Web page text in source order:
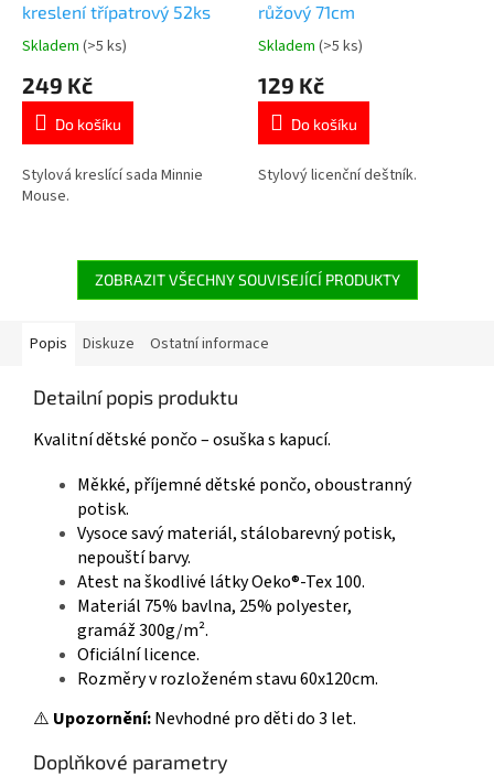
kreslení třípatrový 52ks
Průměrné
produktu
5,0
5
hvězdiček.
Skladem (>5 ks)
249 Kč
Do košíku
Stylová kreslící sada Minnie
Mouse.
růžový 71cm
Průměrné
produktu
5,0
5
Skladem (>5 ks)
129 Kč
Do košíku
Stylový licenční deštník.
ZOBRAZIT VŠECHNY SOUVISEJÍCÍ PRODUKTY
Popis Diskuze Ostatní informace
Detailní popis produktu
Kvalitní dětské pončo – osuška s kapucí.
Měkké, příjemné dětské pončo, oboustranný
potisk.
Vysoce savý materiál, stálobarevný potisk,
nepouští barvy.
Atest na škodlivé látky Oeko®-Tex 100.
Materiál 75% bavlna, 25% polyester,
gramáž300g/m².
Oficiální licence.
Rozměry v rozloženém stavu 60x120cm.
⚠️ Upozornění:Nevhodné pro děti do 3 let.
Doplňkové parametry